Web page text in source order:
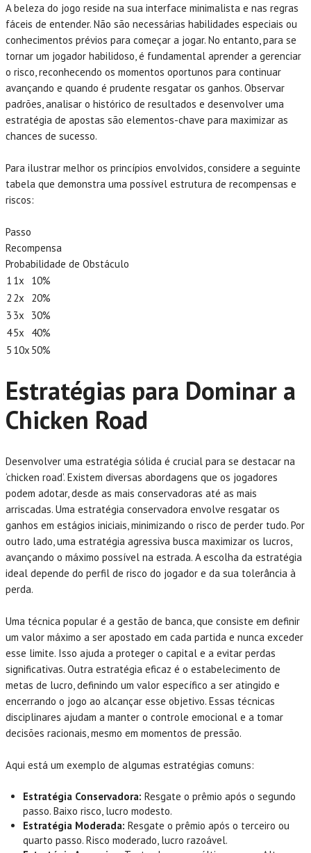
A beleza do jogo reside na sua interface minimalista e nas regras
fáceis de entender. Não são necessárias habilidades especiais ou
conhecimentos prévios para começar a jogar. No entanto, para se
tornar um jogador habilidoso, é fundamental aprender a gerenciar
o risco, reconhecendo os momentos oportunos para continuar
avançando e quando é prudente resgatar os ganhos. Observar
padrões, analisar o histórico de resultados e desenvolver uma
estratégia de apostas são elementos-chave para maximizar as
chances de sucesso.
Para ilustrar melhor os princípios envolvidos, considere a seguinte
tabela que demonstra uma possível estrutura de recompensas e
riscos:
Passo
Recompensa
Probabilidade de Obstáculo
1 1x
10%
2 2x
20%
3 3x
30%
45x
40%
5 10x 50%
Estratégias para Dominar a
Chicken Road
Desenvolver uma estratégia sólida é crucial para se destacar na
‘chicken road’. Existem diversas abordagens que os jogadores
podem adotar, desde as mais conservadoras até as mais
arriscadas. Uma estratégia conservadora envolve resgatar os
ganhos em estágios iniciais, minimizando o risco de perder tudo. Por
outro lado, uma estratégia agressiva busca maximizar os lucros,
avançando o máximo possível na estrada. A escolha da estratégia
ideal depende do perfil de risco do jogador e da sua tolerância à
perda.
Uma técnica popular é a gestão de banca, que consiste em definir
um valor máximo a ser apostado em cada partida e nunca exceder
esse limite. Isso ajuda a proteger o capital e a evitar perdas
significativas. Outra estratégia eficaz é o estabelecimento de
metas de lucro, definindo um valor específico a ser atingido e
encerrando o jogo ao alcançar esse objetivo. Essas técnicas
disciplinares ajudam a manter o controle emocional e a tomar
decisões racionais, mesmo em momentos de pressão.
Aqui está um exemplo de algumas estratégias comuns:
Estratégia Conservadora: Resgate o prêmio após o segundo
passo. Baixo risco, lucro modesto.
Estratégia Moderada: Resgate o prêmio após o terceiro ou
quarto passo. Risco moderado, lucro razoável.